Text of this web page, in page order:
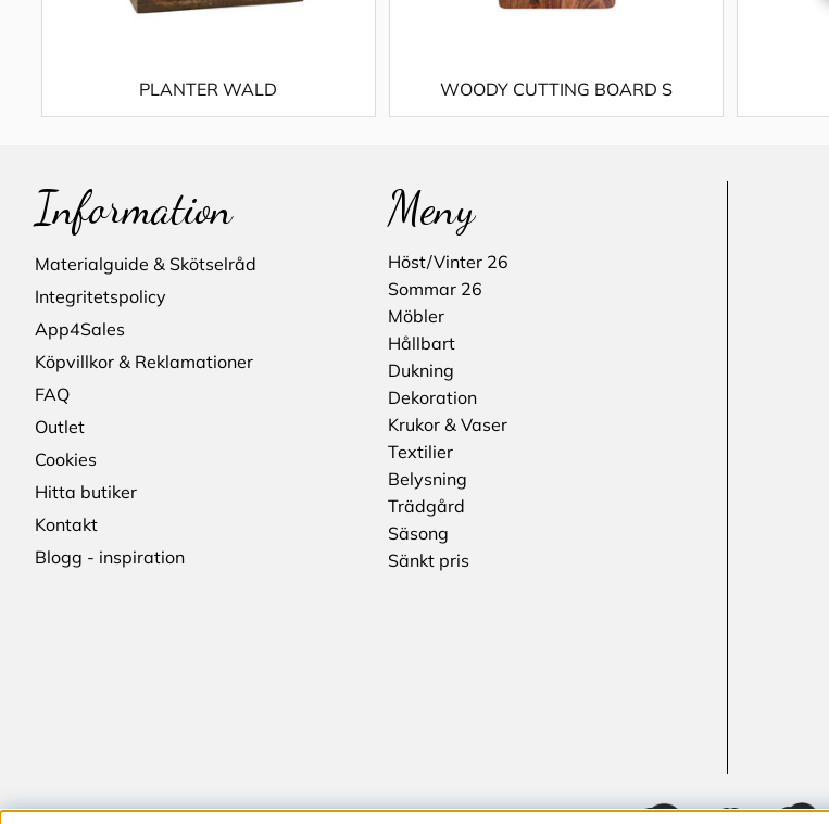
PLANTER WALD WOODY CUTTING BOARD S
Information
Materialguide & Skötselråd
Integritetspolicy
App4Sales
Köpvillkor & Reklamationer
FAQ
Outlet
Cookies
Hitta butiker
Kontakt
Blogg - inspiration
Meny
Höst/Vinter 26
Sommar 26
Möbler
Hållbart
Dukning
Dekoration
Krukor & Vaser
Textilier
Belysning
Trädgård
Säsong
Sänkt pris